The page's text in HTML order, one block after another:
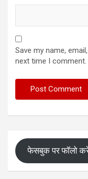
Save my name,
next time I comment.
फेसबुक पर फॉलो